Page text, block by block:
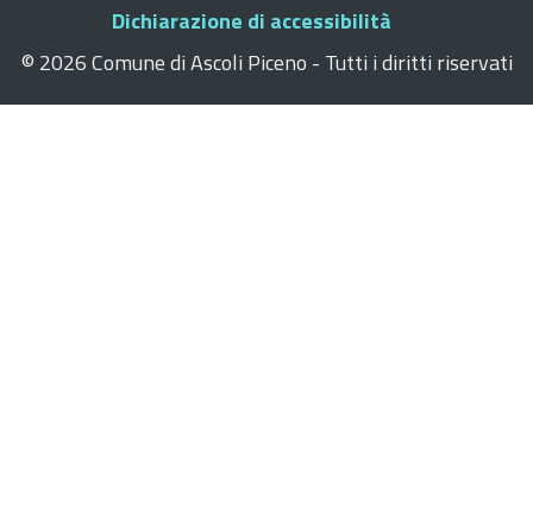
Dichiarazione di accessibilità
© 2026 Comune di Ascoli Piceno - Tutti i diritti riservati